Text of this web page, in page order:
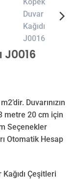
J0016
Duvarınızın
metre 20 cm için
Seçenekler
Otomatik Hesap
Çeşitleri